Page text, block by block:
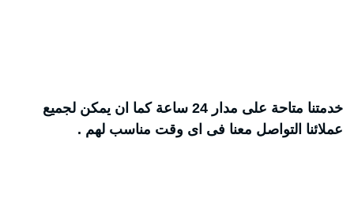
خدمتنا متاحة على مدار 24 ساعة كما ان يمكن لجميع
عملائنا التواصل معنا فى اى وقت مناسب لهم .